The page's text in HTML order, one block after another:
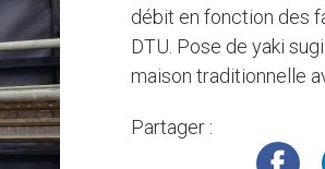
débit en fonction des
DTU. Pose de yaki
maison traditionnelle
Partager :